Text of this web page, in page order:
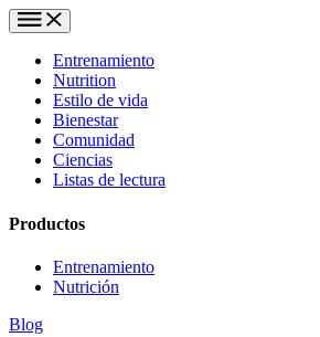
Entrenamiento
Nutrition
Estilo de vida
Bienestar
Comunidad
Ciencias
Listas de lectura
Productos
Entrenamiento
Nutrición
Blog